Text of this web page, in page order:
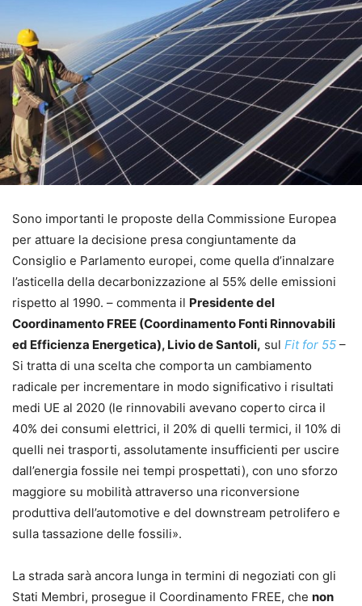
Sono importanti le proposte della Commissione Europea
per attuare la decisione presa congiuntamente da
Consiglio e Parlamento europei, come quella d’innalzare
l’asticella della decarbonizzazione al 55% delle emissioni
rispetto al 1990. – commenta il Presidente del
Coordinamento FREE (Coordinamento Fonti Rinnovabili
ed Efficienza Energetica), Livio de Santoli, sul Fit for 55 –
Si tratta di una scelta che comporta un cambiamento
radicale per incrementare in modo significativo i risultati
medi UE al 2020 (le rinnovabili avevano coperto circa il
40% dei consumi elettrici, il 20% di quelli termici, il 10% di
quelli nei trasporti, assolutamente insufficienti per uscire
dall’energia fossile nei tempi prospettati), con uno sforzo
maggiore su mobilità attraverso una riconversione
produttiva dell’automotive e del downstream petrolifero e
sulla tassazione delle fossili».
La strada sarà ancora lunga in termini di negoziati con gli
Stati Membri, prosegue il Coordinamento FREE, che non